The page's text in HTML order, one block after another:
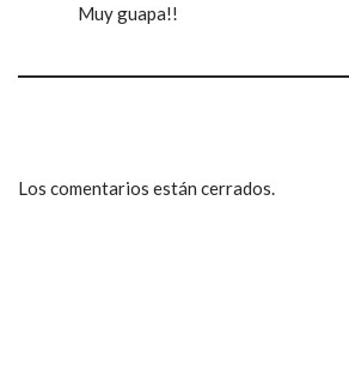
Muy guapa!!
Los comentarios están cerrados.